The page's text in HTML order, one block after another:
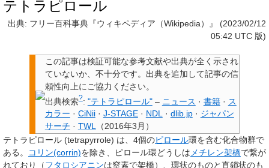
テトラピロール
出典: フリー百科事典『ウィキペディア（Wikipedia）』 (2023/02/12
05:42 UTC 版)
この記事は検証可能な参考文献や出典が全く示され
ていないか、不十分です。 出典を追加して記事の信
頼性向上にご協力ください。
出典検索?: "テトラピロール"– ニュース · 書籍 · ス
カラー · CiNii · J-STAGE · NDL · dlib.jp · ジャパン
サーチ · TWL（2016年3月 ）
テトラピロール (tetrapyrrole) は、4個のピロール環を含む化合物群で
ある。
コリン(corrin)を除き、ピロール環どうしは メチレン架橋で繋が
れており（フタロシアニンは窒素で架橋）、環状のものと直鎖状のも